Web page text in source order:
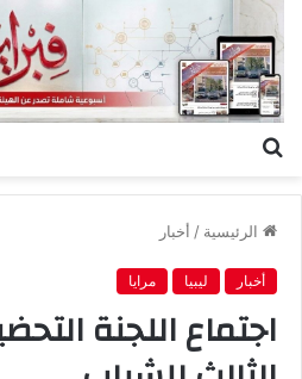
الرئيسية / أخبار
أخبار ليبيا مرايا
اجتماع اللجنة